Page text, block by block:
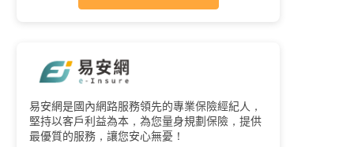
易安網是國內網路服務領先的專業保險經紀人，
堅持以客戶利益為本，為您量身規劃保險，提供
最優質的服務，讓您安心無憂！